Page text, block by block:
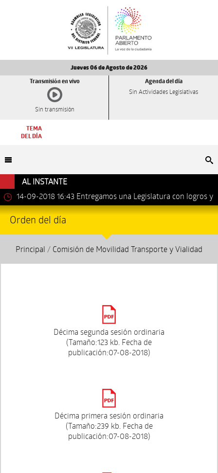
Jueves 06 de Agosto de 2026
Transmisión en vivo
Sin transmisión
Agenda del día
Sin Actividades Legislativas
TEMA
DEL DÍA
AL INSTANTE
14-09-2018 16:43 Entregamos una Legislatura con logros y
avances importantes: Dip. Leonel Luna Estrada.
Orden del día
Principal / Comisión de Movilidad Transporte y Vialidad
Décima segunda sesión ordinaria
(Tamaño:123 kb. Fecha de
publicación:07-08-2018)
Décima primera sesión ordinaria
(Tamaño:239 kb. Fecha de
publicación:07-08-2018)